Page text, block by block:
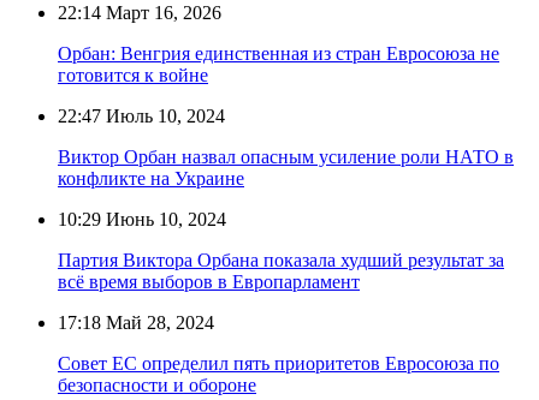
22:14 Март 16, 2026
Орбан: Венгрия единственная из стран Евросоюза не
готовится к войне
22:47 Июль 10, 2024
Виктор Орбан назвал опасным усиление роли НАТО в
конфликте на Украине
10:29 Июнь 10, 2024
Партия Виктора Орбана показала худший результат за
всё время выборов в Европарламент
17:18 Май 28, 2024
Совет ЕС определил пять приоритетов Евросоюза по
безопасности и обороне